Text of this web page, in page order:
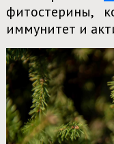
фитостерины,
иммунитет и